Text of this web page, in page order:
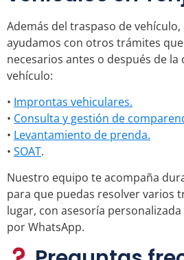
Además del traspaso de vehículo,
ayudamos con otros trámites
necesarios antes o después de
vehículo:
• Improntas vehiculares.
• Consulta y gestión de
• Levantamiento de prenda.
• SOAT.
Nuestro equipo te acompaña
para que puedas resolver varios
lugar, con asesoría
por WhatsApp.